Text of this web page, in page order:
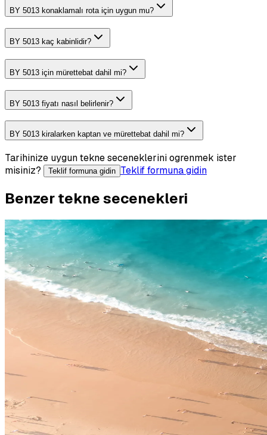
BY 5013 konaklamalı rota için uygun mu?
BY 5013 kaç kabinlidir?
BY 5013 için mürettebat dahil mi?
BY 5013 fiyatı nasıl belirlenir?
BY 5013 kiralarken kaptan ve mürettebat dahil mi?
Tarihinize uygun tekne seceneklerini ogrenmek ister
misiniz?
Teklif formuna gidin Teklif formuna gidin
Benzer tekne secenekleri